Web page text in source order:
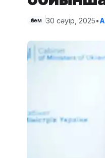
Әлем 30 сәуір, 2025•